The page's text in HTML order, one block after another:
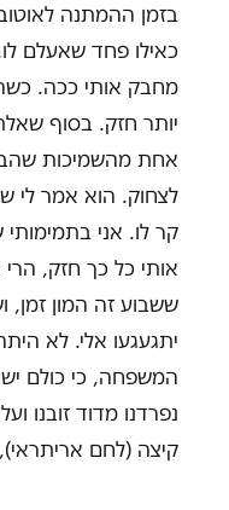
בזמן ההמתנה
כאילו פחד שאעלם
מחבק אותי ככה.
יותר חזק. בסוף
אחת מהשמיכות
לצחוק. הוא אמר לי
קר לו. אני
אותי כל כך חזק,
ששבוע זה המון
יתגעגעו אלי. לא
המשפחה, כי כולם
נפרדנו מדוד זובנו
קיצה (לחם